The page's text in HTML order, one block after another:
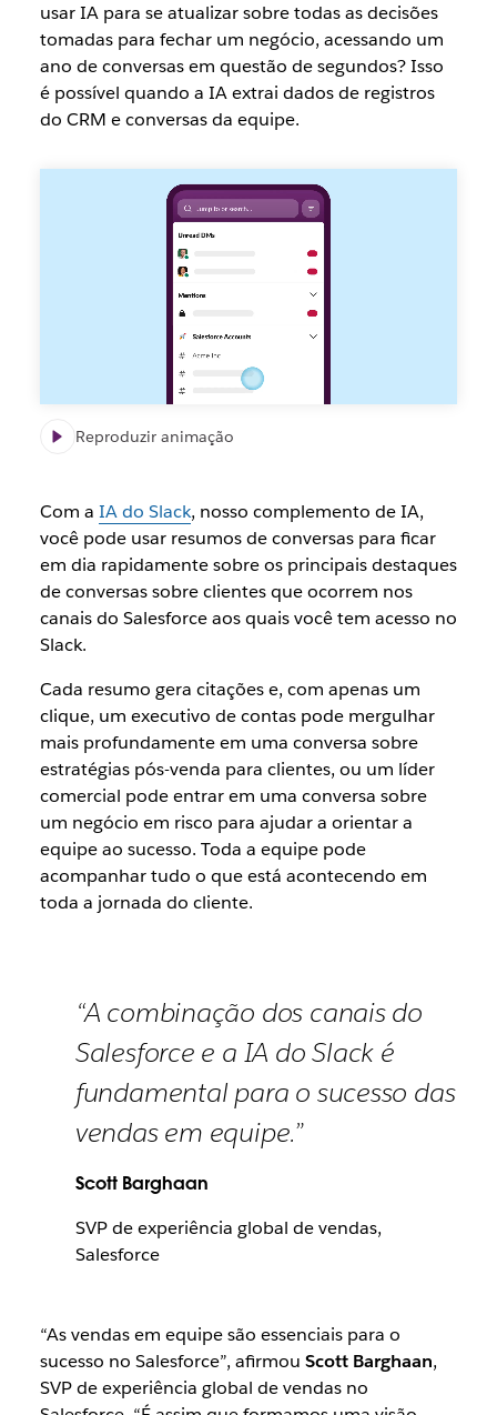
usar IA para se atualizar sobre todas as decisões
tomadas para fechar um negócio, acessando um
ano de conversas em questão de segundos? Isso
é possível quando a IA extrai dados de registros
do CRM e conversas da equipe.
Reproduzir animação
Com a IA do Slack, nosso complemento de IA,
você pode usar resumos de conversas para ficar
em dia rapidamente sobre os principais destaques
de conversas sobre clientes que ocorrem nos
canais do Salesforce aos quais você tem acesso no
Slack.
Cada resumo gera citações e, com apenas um
clique, um executivo de contas pode mergulhar
mais profundamente em uma conversa sobre
estratégias pós-venda para clientes, ou um líder
comercial pode entrar em uma conversa sobre
um negócio em risco para ajudar a orientar a
equipe ao sucesso. Toda a equipe pode
acompanhar tudo o que está acontecendo em
toda a jornada do cliente.
“A combinação dos canais do
Salesforce e a IA do Slack é
fundamental para o sucesso das
vendas em equipe.”
Scott Barghaan
SVP de experiência global de vendas,
Salesforce
“As vendas em equipe são essenciais para o
sucesso no Salesforce”, afirmou Scott Barghaan,
SVP de experiência global de vendas no